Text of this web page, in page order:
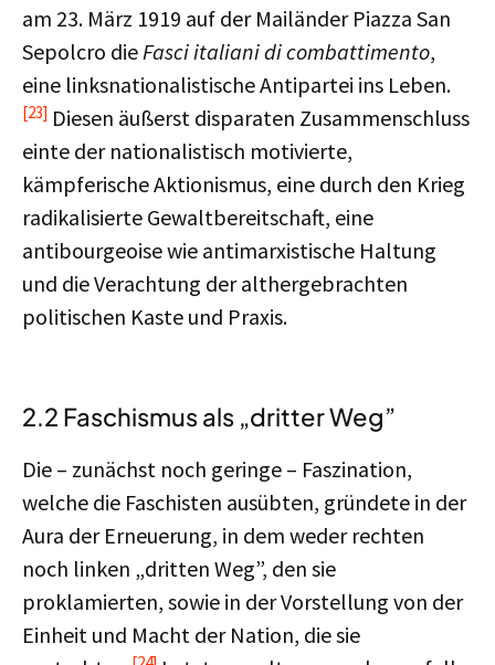
am 23. März 1919 auf der Mailänder Piazza San
Sepolcro dieFasci italiani di combattimento,
eine linksnationalistische Antipartei ins Leben.
[23] Diesen äußerst disparaten Zusammenschluss
einte der nationalistisch motivierte,
kämpferische Aktionismus, eine durch den Krieg
radikalisierte Gewaltbereitschaft, eine
antibourgeoise wie antimarxistische Haltung
und die Verachtung der althergebrachten
politischen Kaste und Praxis.
2.2 Faschismus als „dritter Weg”
Die – zunächst noch geringe – Faszination,
welche die Faschisten ausübten, gründete in der
Aura der Erneuerung, in dem weder rechten
noch linken „dritten Weg”, den sie
proklamierten, sowie in der Vorstellung von der
Einheit und Macht der Nation, die sie